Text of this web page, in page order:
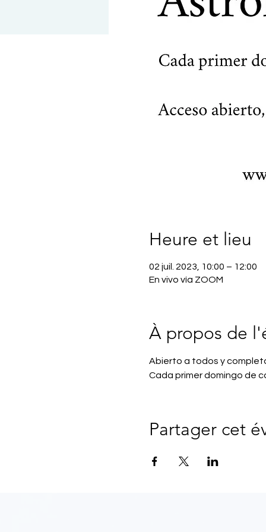
Heure et lieu
02 juil. 2023, 10:00 – 12:00
En vivo vía ZOOM
À propos de
Abierto a todos y
Cada primer domingo de
Partager cet